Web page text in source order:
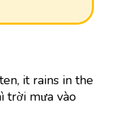
it rains in the
trời mưa vào